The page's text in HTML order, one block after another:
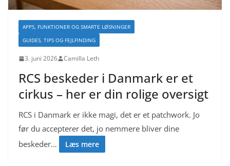
APPS, FUNKTIONER OG SMARTE LØSNINGER
GUIDES, TIPS OG FEJLFINDING
3. juni 2026 Camilla Leth
RCS beskeder i Danmark er et
cirkus – her er din rolige oversigt
RCS i Danmark er ikke magi, det er et patchwork. Jo
før du accepterer det, jo nemmere bliver dine
beskeder…
Læs mere